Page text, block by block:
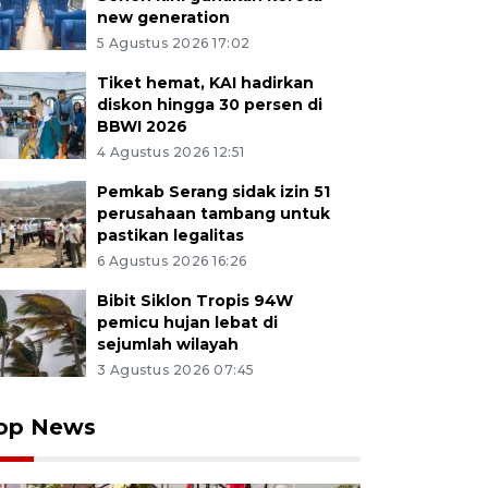
new generation
5 Agustus 2026 17:02
Tiket hemat, KAI hadirkan
diskon hingga 30 persen di
BBWI 2026
4 Agustus 2026 12:51
Pemkab Serang sidak izin 51
perusahaan tambang untuk
pastikan legalitas
6 Agustus 2026 16:26
Bibit Siklon Tropis 94W
pemicu hujan lebat di
sejumlah wilayah
3 Agustus 2026 07:45
News